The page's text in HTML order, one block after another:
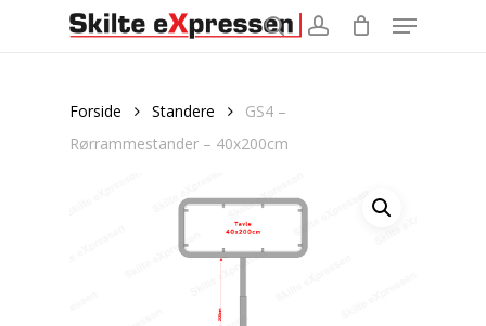
Menu
Forside Standere
GS4 –
Rørrammestander – 40x200cm